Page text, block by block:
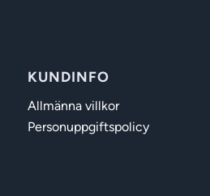
KUNDINFO
Allmänna villkor
Personuppgiftspolicy